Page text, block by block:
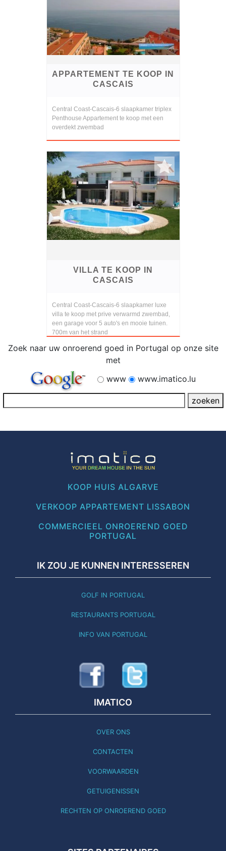
APPARTEMENT TE KOOP IN
CASCAIS
Central Coast-Cascais-6 slaapkamer triplex
Penthouse Appartement te koop met een
overdekt zwembad
VILLA TE KOOP IN
CASCAIS
Central Coast-Cascais-6 slaapkamer luxe
villa te koop met prive verwarmd zwembad,
een garage voor 5 auto's en mooie tuinen.
700m van het strand
Zoek naar uw onroerend goed in Portugal op onze site
met
www
www.imatico.lu
KOOP HUIS ALGARVE
VERKOOP APPARTEMENT LISSABON
COMMERCIEEL ONROEREND GOED
PORTUGAL
IK ZOU JE KUNNEN INTERESSEREN
GOLF IN PORTUGAL
RESTAURANTS PORTUGAL
INFO VAN PORTUGAL
IMATICO
OVER ONS
CONTACTEN
VOORWAARDEN
GETUIGENISSEN
RECHTEN OP ONROEREND GOED